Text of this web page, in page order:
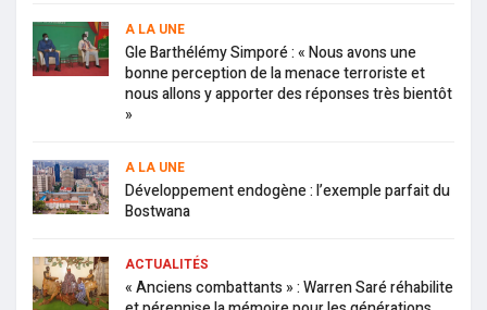
A LA UNE
Gle Barthélémy Simporé : « Nous avons une
bonne perception de la menace terroriste et
nous allons y apporter des réponses très bientôt
»
A LA UNE
Développement endogène : l’exemple parfait du
Bostwana
ACTUALITÉS
« Anciens combattants » : Warren Saré réhabilite